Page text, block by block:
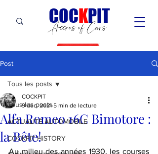
Accros of Cars
COCKPIT
Post
Tous les posts
ACTUALITÉ AUTOMOBILE
COCKPIT HiSTORY
Tous les posts
Alfa Romeo 16C Bimotore :
la Bête!
COCKPIT
9 déc. 2021 5 min de lecture
Au milieu des années 1930, les courses